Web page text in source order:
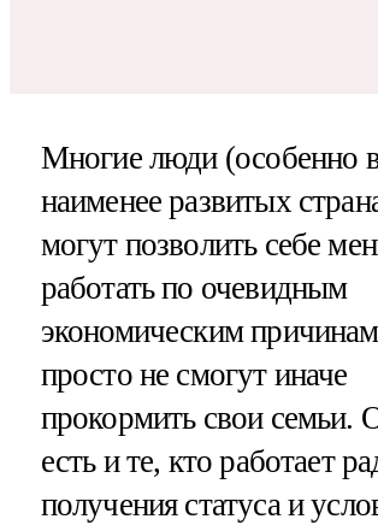
Многие люди (особенно
наименее развитых
могут позволить себе
работать по очевидным
экономическим
просто не смогут иначе
прокормить свои семьи.
есть и те, кто работает
получения статуса и